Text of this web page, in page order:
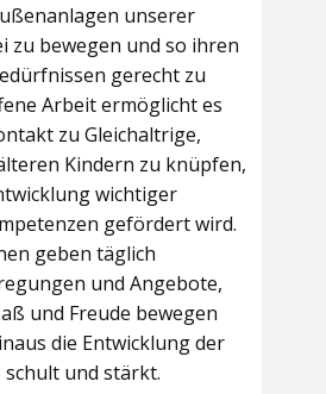
unserer
zu bewegen und so ihren
gerecht zu
Arbeit ermöglicht es
zu Gleichaltrige,
Kindern zu knüpfen,
wichtiger
gefördert wird.
geben täglich
und Angebote,
und Freude bewegen
die Entwicklung der
und stärkt.